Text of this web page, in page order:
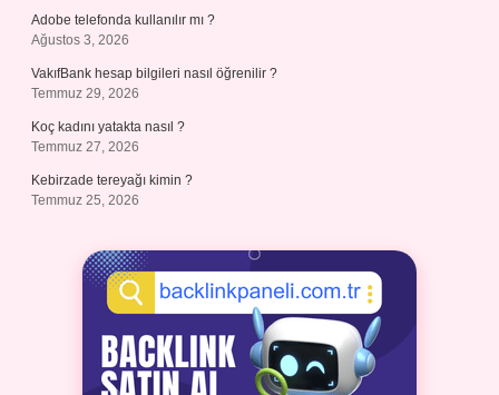
Adobe telefonda kullanılır mı ?
Ağustos 3, 2026
VakıfBank hesap bilgileri nasıl öğrenilir ?
Temmuz 29, 2026
Koç kadını yatakta nasıl ?
Temmuz 27, 2026
Kebirzade tereyağı kimin ?
Temmuz 25, 2026